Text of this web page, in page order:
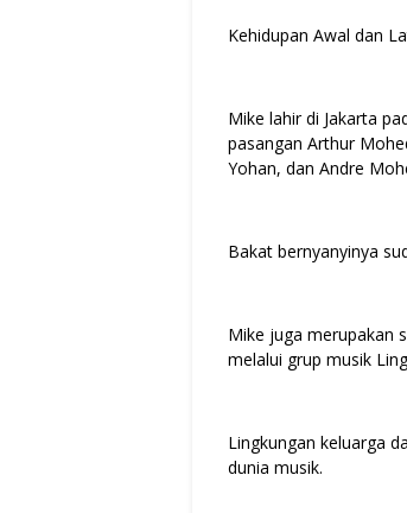
Kehidupan Awal dan
Mike lahir di Jakarta
pasangan Arthur
Yohan, dan Andre
Bakat bernyanyinya
Mike juga merupakan
melalui grup musik
Lingkungan keluarga
dunia musik.